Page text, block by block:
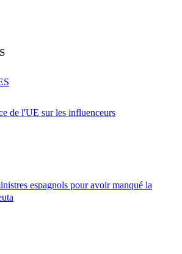
de l'UE sur les influenceurs
espagnols pour avoir manqué la